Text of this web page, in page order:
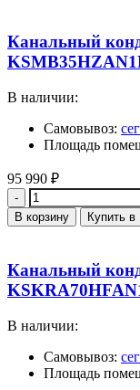
Канальный
В наличии:
Самовывоз:
Площадь
95 990 ₽
Количество
В корзину Купить в
Канальный
В наличии:
Самовывоз:
Площадь